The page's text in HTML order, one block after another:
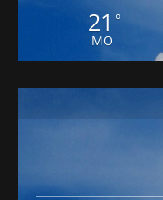
21 °
MO